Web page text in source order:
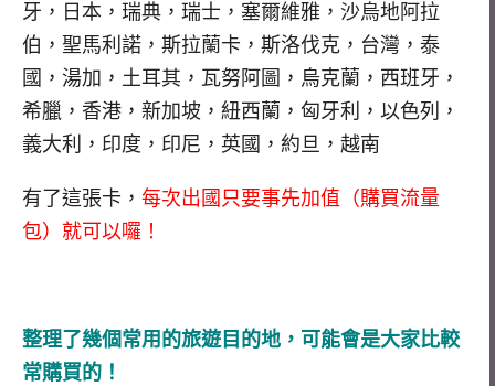
牙，日本，瑞典，瑞士，塞爾維雅，沙烏地阿拉
伯，聖馬利諾，斯拉蘭卡，斯洛伐克，台灣，泰
國，湯加，土耳其，瓦努阿圖，烏克蘭，西班牙，
希臘，香港，新加坡，紐西蘭，匈牙利，以色列，
義大利，印度，印尼，英國，約旦，越南
有了這張卡， 每次出國只要事先加值（購買流量
包）就可以囉！
整理了幾個常用的旅遊目的地，可能會是大家比較
常購買的！